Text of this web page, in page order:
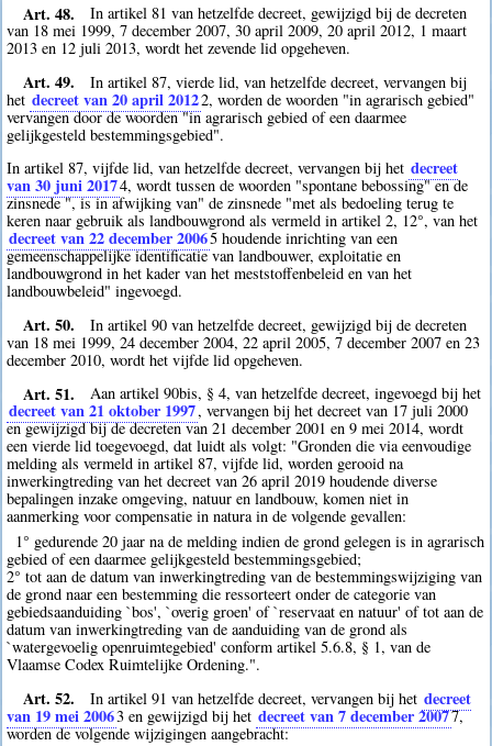
Art. 48.
In artikel 81 van hetzelfde decreet, gewijzigd bij de decreten
van 18 mei 1999, 7 december 2007, 30 april 2009, 20 april 2012, 1 maart
2013 en 12 juli 2013, wordt het zevende lid opgeheven.
Art. 49.
In artikel 87, vierde lid, van hetzelfde decreet, vervangen bij
het decreet van 20 april 20122, worden de woorden "in agrarisch gebied"
vervangen door de woorden "in agrarisch gebied of een daarmee
gelijkgesteld bestemmingsgebied".
In artikel 87, vijfde lid, van hetzelfde decreet, vervangen bij het decreet
van 30 juni 20174, wordt tussen de woorden "spontane bebossing" en de
zinsnede ", is in afwijking van" de zinsnede "met als bedoeling terug te
keren naar gebruik als landbouwgrond als vermeld in artikel 2, 12°, van het
decreet van 22 december 20065 houdende inrichting van een
gemeenschappelijke identificatie van landbouwer, exploitatie en
landbouwgrond in het kader van het meststoffenbeleid en van het
landbouwbeleid" ingevoegd.
Art. 50.
In artikel 90 van hetzelfde decreet, gewijzigd bij de decreten
van 18 mei 1999, 24 december 2004, 22 april 2005, 7 december 2007 en 23
december 2010, wordt het vijfde lid opgeheven.
Art. 51. Aan artikel 90bis, § 4, van hetzelfde decreet, ingevoegd bij het
decreet van 21 oktober 1997, vervangen bij het decreet van 17 juli 2000
en gewijzigd bij de decreten van 21 december 2001 en 9 mei 2014, wordt
een vierde lid toegevoegd, dat luidt als volgt: "Gronden die via eenvoudige
melding als vermeld in artikel 87, vijfde lid, worden gerooid na
inwerkingtreding van het decreet van 26 april 2019 houdende diverse
bepalingen inzake omgeving, natuur en landbouw, komen niet in
aanmerking voor compensatie in natura in de volgende gevallen:
1° gedurende 20 jaar na de melding indien de grond gelegen is in agrarisch
gebied of een daarmee gelijkgesteld bestemmingsgebied;
2° tot aan de datum van inwerkingtreding van de bestemmingswijziging van
de grond naar een bestemming die ressorteert onder de categorie van
gebiedsaanduiding `bos', `overig groen' of `reservaat en natuur' of tot aan de
datum van inwerkingtreding van de aanduiding van de grond als
`watergevoelig openruimtegebied' conform artikel 5.6.8, § 1, van de
Vlaamse Codex Ruimtelijke Ordening.".
Art. 52. In artikel 91 van hetzelfde decreet, vervangen bij het decreet
van 19 mei 20063 en gewijzigd bij het decreet van 7 december 20077,
worden de volgende wijzigingen aangebracht: